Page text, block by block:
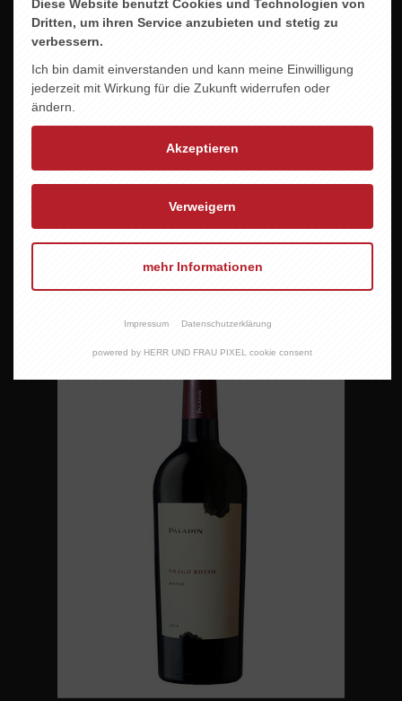
Diese Website benutzt Cookies und Technologien von
Dritten, um ihren Service anzubieten und stetig zu
verbessern.
Ich bin damit einverstanden und kann meine Einwilligung
jederzeit mit Wirkung für die Zukunft widerrufen oder
ändern.
Akzeptieren
Verweigern
mehr Informationen
Impressum Datenschutzerklärung
powered by HERR UND FRAU PIXEL cookie consent